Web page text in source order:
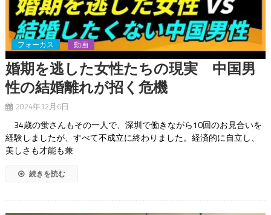
フォーカス 動画
婚期を逃した女性たちの現実 中国男
性の結婚離れが招く危機
2024年12月6日
34歳の蛍さんもその一人で、深圳で働きながら10回のお見合いを
経験しましたが、すべて不成立に終わりました。経済的に自立し、
美しさも才能も兼
続きを読む